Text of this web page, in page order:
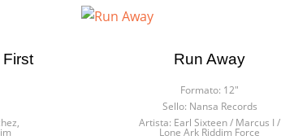
Run Away
Formato: 12"
Sello: Nansa Records
Artista: Earl Sixteen / Marcus I /
Lone Ark Riddim Force